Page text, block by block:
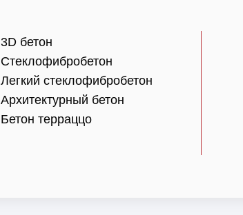
3D бетон
Стеклофибробетон
Легкий стеклофибробетон
Архитектурный бетон
Бетон терраццо